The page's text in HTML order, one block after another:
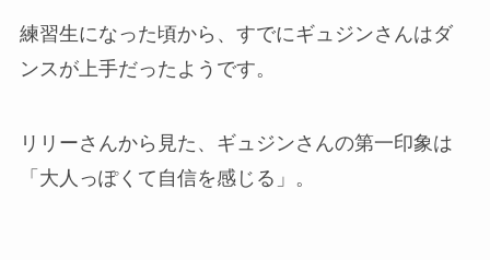
練習生になった頃から、すでにギュジンさんはダ
ンスが上手だったようです。
リリーさんから見た、ギュジンさんの第一印象は
「大人っぽくて自信を感じる」。